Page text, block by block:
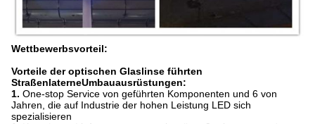
Wettbewerbsvorteil:
Vorteile der optischen Glaslinse führten
StraßenlaterneUmbauausrüstungen:
1. One-stop Service von geführten Komponenten und 6 von
Jahren, die auf Industrie der hohen Leistung LED sich
spezialisieren